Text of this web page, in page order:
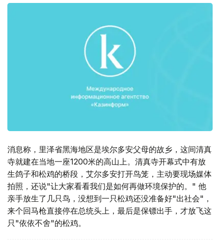
消息称，里泽省黑海地区是埃尔多安父母的故乡，这间清真
寺就建在当地一座1200米的高山上。清真寺开幕式中有放
生鸽子和松鸡的桥段，艾尔多安打开鸟笼，主动要现场媒体
拍照，还说"让大家看看我们是如何再做环境保护的。" 他
亲手放生了几只鸟，没想到一只松鸡还没准备好"出社会"，
来个回马枪直接停在总统头上，最后是保镖出手，才放飞这
只"依依不舍"的松鸡。